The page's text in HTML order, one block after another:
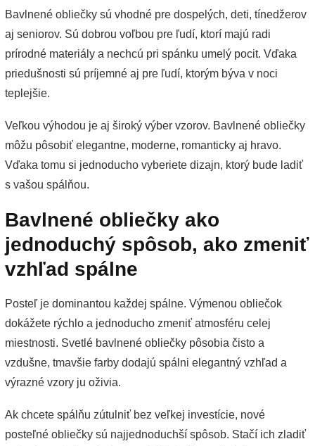
Bavlnené obliečky sú vhodné pre dospelých, deti, tínedžerov
aj seniorov. Sú dobrou voľbou pre ľudí, ktorí majú radi
prírodné materiály a nechcú pri spánku umelý pocit. Vďaka
priedušnosti sú príjemné aj pre ľudí, ktorým býva v noci
teplejšie.
Veľkou výhodou je aj široký výber vzorov. Bavlnené obliečky
môžu pôsobiť elegantne, moderne, romanticky aj hravo.
Vďaka tomu si jednoducho vyberiete dizajn, ktorý bude ladiť
s vašou spálňou.
Bavlnené obliečky ako
jednoduchý spôsob, ako zmeniť
vzhľad spálne
Posteľ je dominantou každej spálne. Výmenou obliečok
dokážete rýchlo a jednoducho zmeniť atmosféru celej
miestnosti. Svetlé bavlnené obliečky pôsobia čisto a
vzdušne, tmavšie farby dodajú spálni elegantný vzhľad a
výrazné vzory ju oživia.
Ak chcete spálňu zútulniť bez veľkej investície, nové
posteľné obliečky sú najjednoduchší spôsob. Stačí ich zladiť